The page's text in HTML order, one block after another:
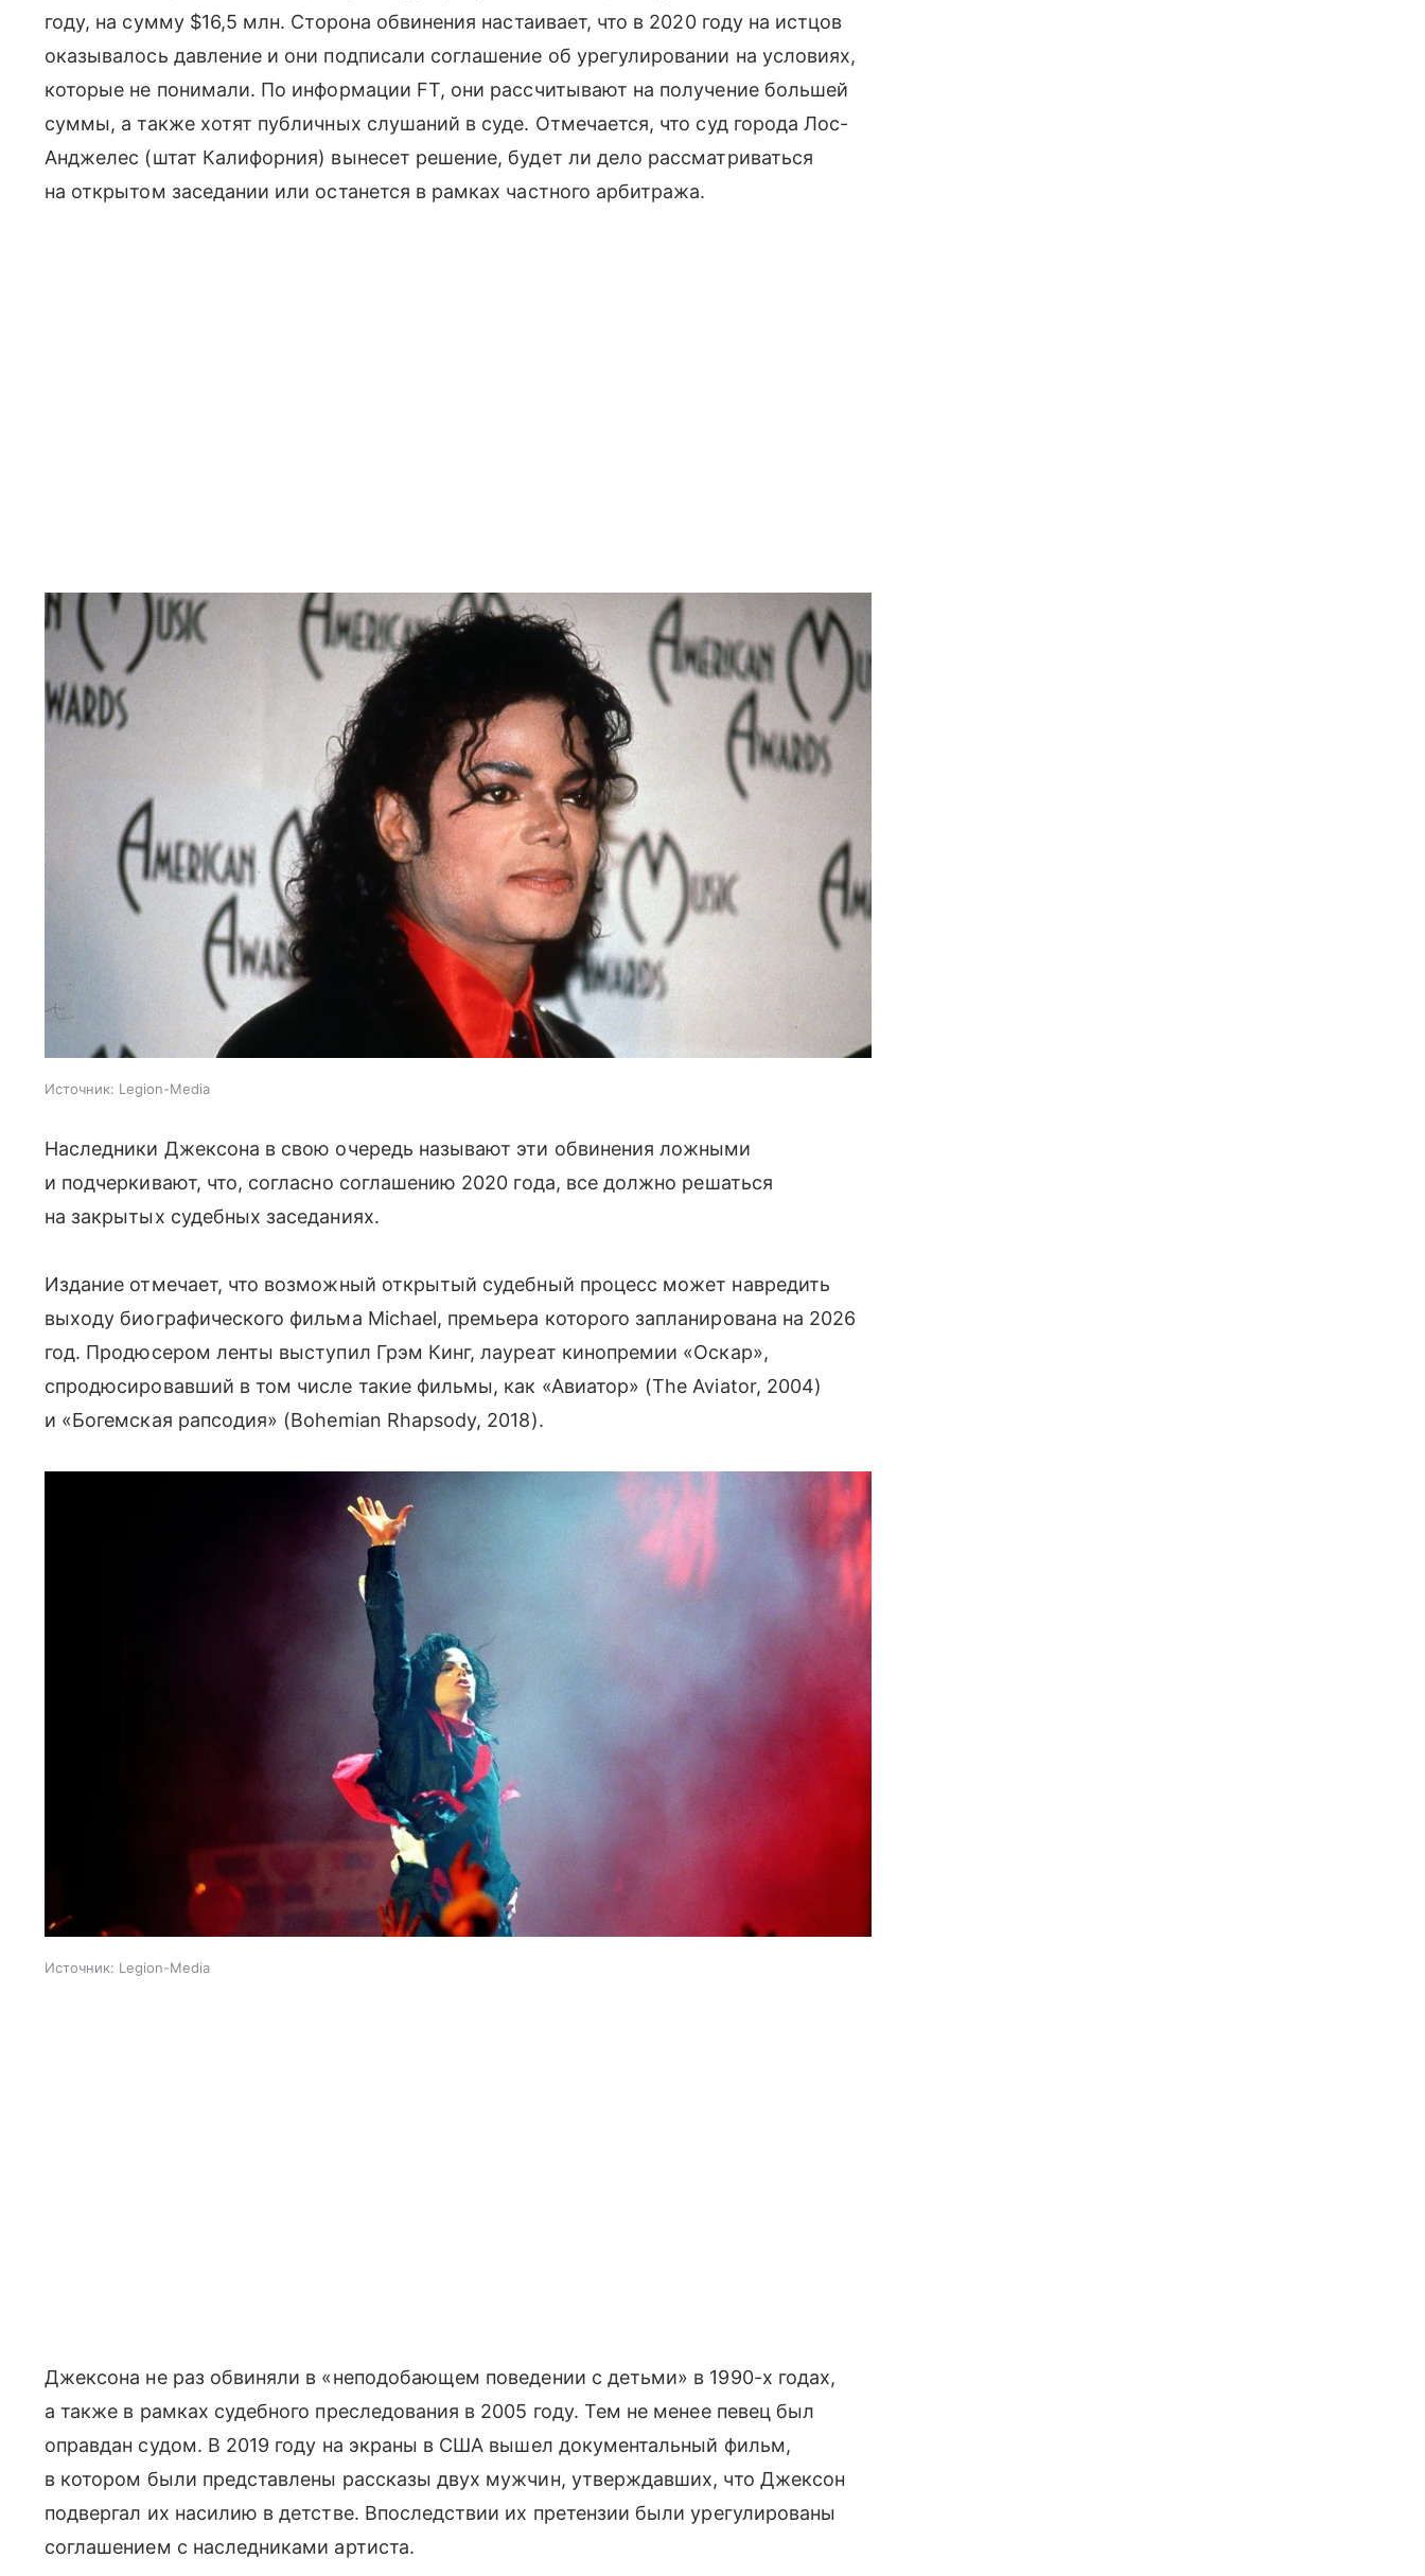
году, на сумму $16,5 млн. Сторона обвинения настаивает, что в 2020 году на истцов
оказывалось давление и они подписали соглашение об урегулировании на условиях,
которые не понимали. По информации FT, они рассчитывают на получение большей
суммы, а также хотят публичных слушаний в суде. Отмечается, что суд города Лос-
Анджелес (штат Калифорния) вынесет решение, будет ли дело рассматриваться
на открытом заседании или останется в рамках частного арбитража.
Источник: Legion-Media
Наследники Джексона в свою очередь называют эти обвинения ложными
и подчеркивают, что, согласно соглашению 2020 года, все должно решаться
на закрытых судебных заседаниях.
Издание отмечает, что возможный открытый судебный процесс может навредить
выходу биографического фильма Michael, премьера которого запланирована на 2026
год. Продюсером ленты выступил Грэм Кинг, лауреат кинопремии «Оскар»,
спродюсировавший в том числе такие фильмы, как «Авиатор» (The Aviator, 2004)
и «Богемская рапсодия» (Bohemian Rhapsody, 2018).
Источник: Legion-Media
Джексона не раз обвиняли в «неподобающем поведении с детьми» в 1990-х годах,
а также в рамках судебного преследования в 2005 году. Тем не менее певец был
оправдан судом. В 2019 году на экраны в США вышел документальный фильм,
в котором были представлены рассказы двух мужчин, утверждавших, что Джексон
подвергал их насилию в детстве. Впоследствии их претензии были урегулированы
соглашением с наследниками артиста.